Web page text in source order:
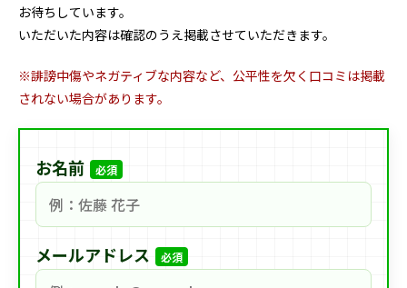
お待ちしています。
いただいた内容は確認のうえ掲載させていただきます。
※誹謗中傷やネガティブな内容など、公平性を欠く口コミは掲載
されない場合があります。
お名前 必須
メールアドレス 必須